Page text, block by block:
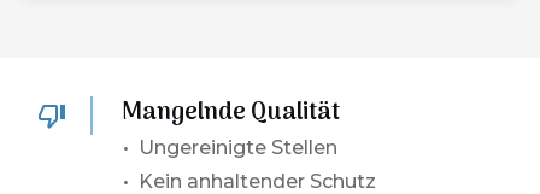
Mangelnde Qualität
• Ungereinigte Stellen
• Kein anhaltender Schutz